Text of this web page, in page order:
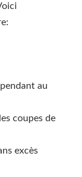
au
coupes de
excès